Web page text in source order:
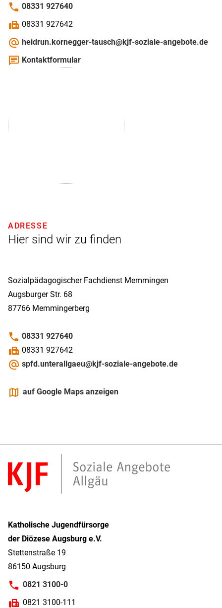
phone 08331 927640
fax 08331 927642
alternate_email heidrun.kornegger-tausch@kjf-soziale-angebote.de
chat Kontaktformular
Hier sind wir zu finden
ADRESSE
Sozialpädagogischer Fachdienst Memmingen
Augsburger Str. 68
87766 Memmingerberg
phone 08331 927640
fax 08331 927642
alternate_email spfd.unterallgaeu@kjf-soziale-angebote.de
mapsauf Google Maps anzeigen
Katholische Jugendfürsorge
der Diözese Augsburg e.V.
Stettenstraße 19
86150 Augsburg
0821 3100-0
0821 3100-111